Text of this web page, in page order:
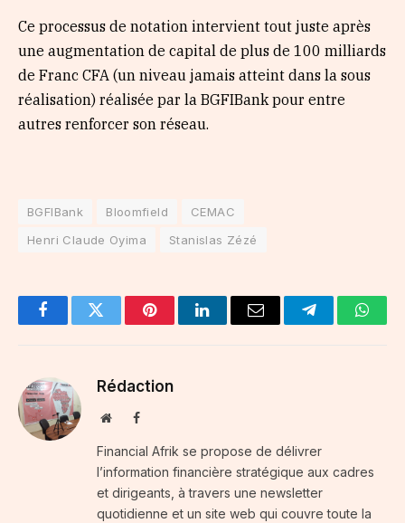
Ce processus de notation intervient tout juste après
une augmentation de capital de plus de 100 milliards
de Franc CFA (un niveau jamais atteint dans la sous
réalisation) réalisée par la BGFIBank pour entre
autres renforcer son réseau.
BGFIBank Bloomfield
CEMAC
Henri Claude Oyima
Stanislas Zézé
FacebookTwitter PinterestLinkedInEmail Telegram
Rédaction
WebsiteFacebook
Financial Afrik se propose de délivrer
l’information financière stratégique aux cadres
et dirigeants, à travers une newsletter
quotidienne et un site web qui couvre toute la